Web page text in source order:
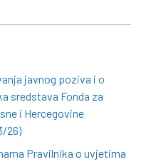
javnog poziva i o
sredstava Fonda za
i Hercegovine
26)
Pravilnika o uvjetima